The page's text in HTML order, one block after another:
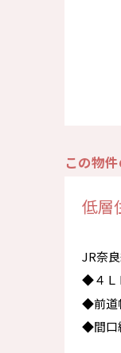
この物
低層
JR奈
◆４Ｌ
◆前道
◆間口